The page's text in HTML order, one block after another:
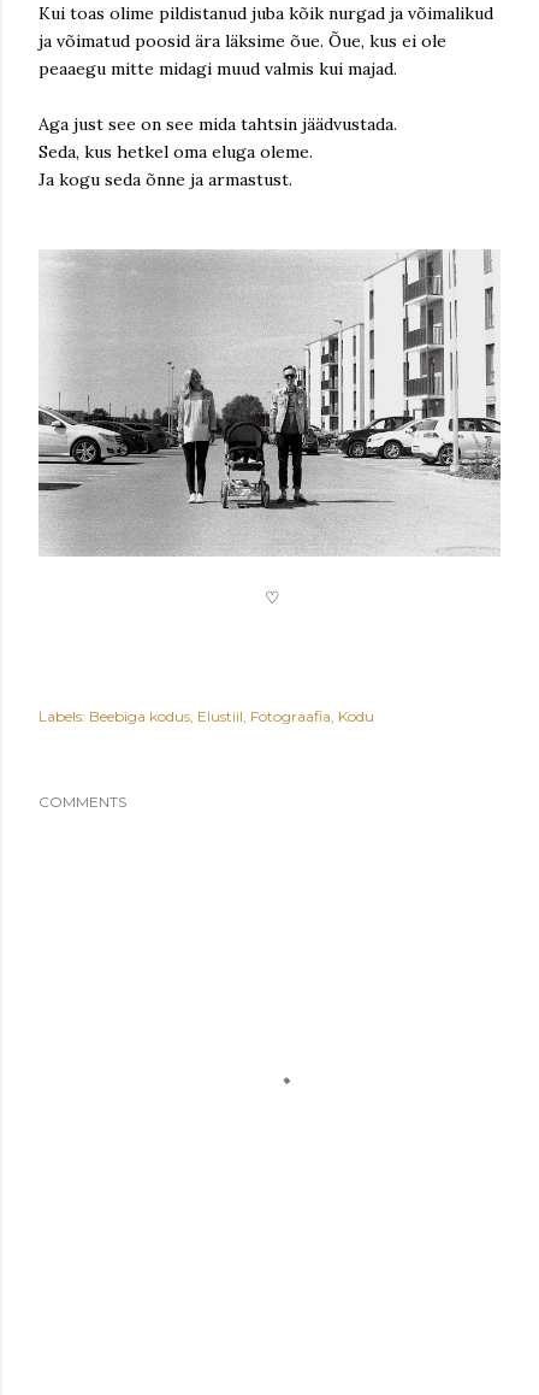
Kui toas olime pildistanud juba kõik nurgad ja võimalikud
ja võimatud poosid ära läksime õue. Õue, kus ei ole
peaaegu mitte midagi muud valmis kui majad.
Aga just see on see mida tahtsin jäädvustada.
Seda, kus hetkel oma eluga oleme.
Ja kogu seda õnne ja armastust.
♡
Labels: Beebiga kodus Elustiil Fotograafia Kodu
COMMENTS